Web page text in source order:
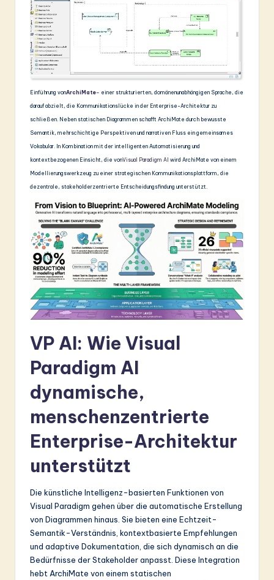
o
ft
w
In
Einführung vonArchiMate– einer strukturierten, domänenunabhängigen Sprache, die
darauf abzielt, die Kommunikationslücke in der Enterprise-Architektur zu
schließen. Neben statischen Diagrammen schafft ArchiMate durch bewusste
Semantik, mehrschichtige Perspektiven und narrativen Fluss ein gemeinsames
Vokabular. In Kombination mit der intelligenten Automatisierung und
kontextbezogenen Einsicht, die vonVisual Paradigm AI wird ArchiMate von einem
Modellierungswerkzeug zu einer strategischen Kommunikationsplattform, die
dezentrale, stakeholderzentrierte Entscheidungsfindung unterstützt.
VP AI: Wie Visual
Paradigm AI
dynamische,
menschenzentrierte
Enterprise-Architektur
unterstützt
Die künstliche Intelligenz-basierten Funktionen von
Visual Paradigm gehen über die automatische Erstellung
von Diagrammen hinaus. Sie bieten eine Echtzeit-
Semantik-Verständnis, kontextbasierte Empfehlungen
und adaptive Dokumentation, die sich dynamisch an die
Bedürfnisse der Stakeholder anpasst. Diese Integration
hebt ArchiMate von einem statischen